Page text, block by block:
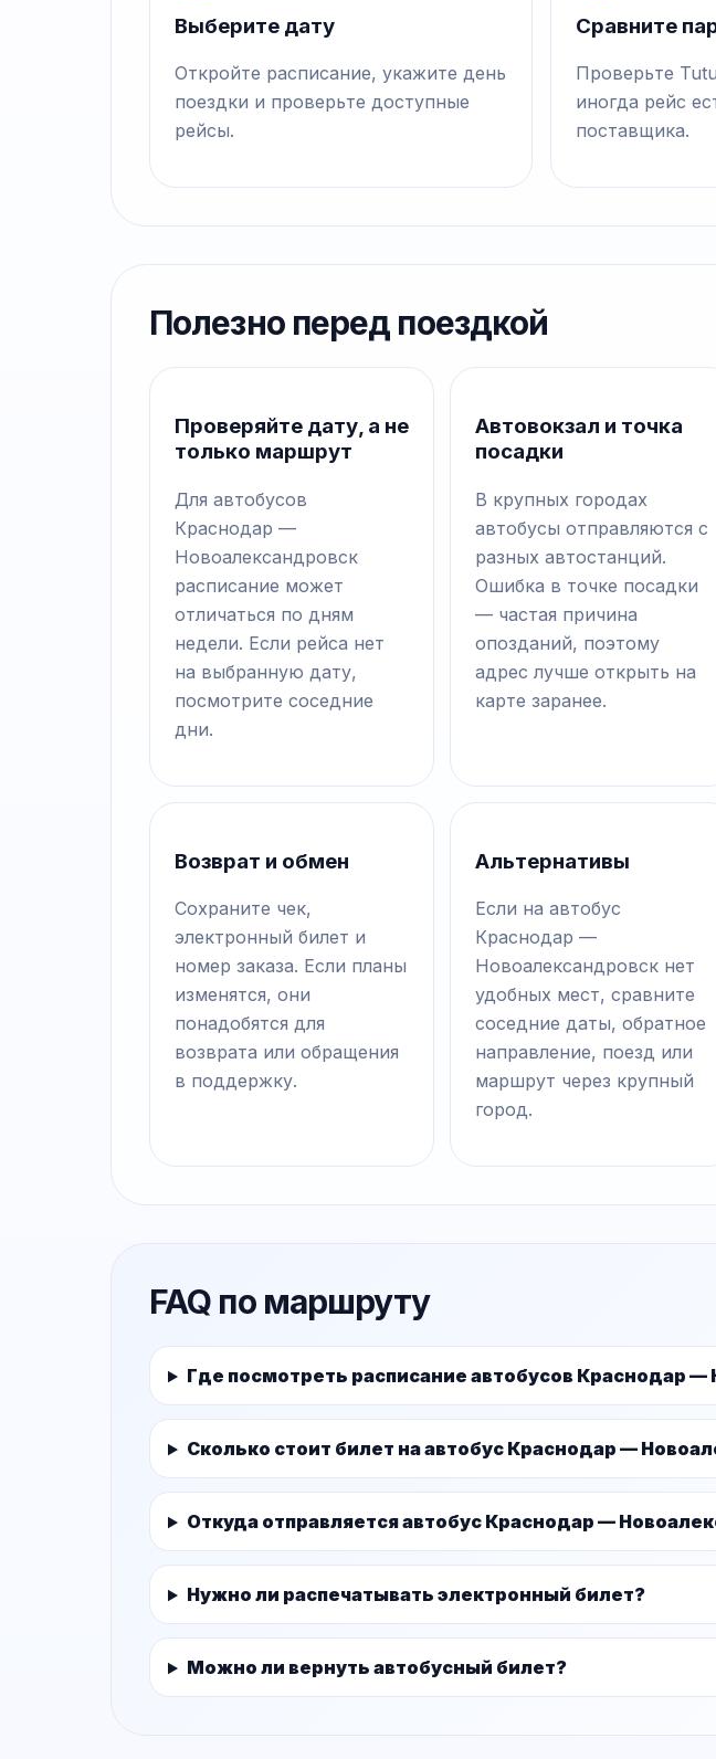
Выберите дату
Откройте расписание, укажите день
поездки и проверьте доступные
рейсы.
Сравните
Проверьте
иногда рейс
поставщика.
Полезно перед поездкой
Проверяйте дату, а не
только маршрут
Для автобусов
Краснодар —
Новоалександровск
расписание может
отличаться по дням
недели. Если рейса нет
на выбранную дату,
посмотрите соседние
дни.
Автовокзал и точка
посадки
В крупных городах
автобусы отправляются с
разных автостанций.
Ошибка в точке посадки
— частая причина
опозданий, поэтому
адрес лучше открыть на
карте заранее.
Возврат и обмен
Сохраните чек,
электронный билет и
номер заказа. Если планы
изменятся, они
понадобятся для
возврата или обращения
в поддержку.
Альтернативы
Если на автобус
Краснодар —
Новоалександровск нет
удобных мест, сравните
соседние даты, обратное
направление, поезд или
маршрут через крупный
город.
FAQ по маршруту
Где посмотреть расписание автобусов Краснодар —
Сколько стоит билет на автобус Краснодар —
Откуда отправляется автобус Краснодар —
Нужно ли распечатывать электронный билет?
Можно ли вернуть автобусный билет?